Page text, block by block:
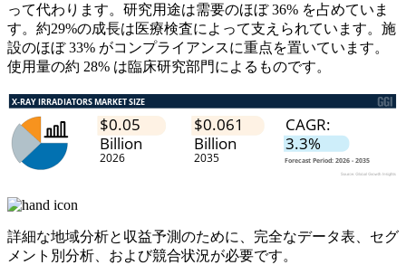
って代わります。研究用途は需要のほぼ 36% を占めていま
す。約29%の成長は医療検査によって支えられています。施
設のほぼ 33% がコンプライアンスに重点を置いています。
使用量の約 28% は臨床研究部門によるものです。
詳細な地域分析と収益予測のために、 完全なデータ表、セグ
メント別分析、および競合状況が必要です。